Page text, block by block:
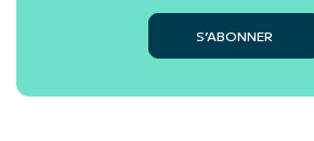
S’ABONNER